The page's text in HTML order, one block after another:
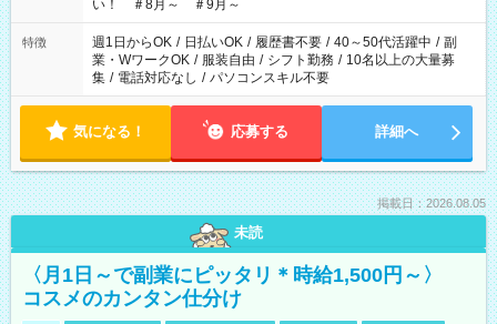
い！ ＃8月～ ＃9月～
特徴 週1日からOK / 日払いOK / 履歴書不要 / 40～50代活躍中 / 副
業・WワークOK / 服装自由 / シフト勤務 / 10名以上の大量募
集 / 電話対応なし / パソコンスキル不要
気になる！ 応募する 詳細へ
掲載日：2026.08.05
未読
〈月1日～で副業にピッタリ＊時給1,500円～〉
コスメのカンタン仕分け